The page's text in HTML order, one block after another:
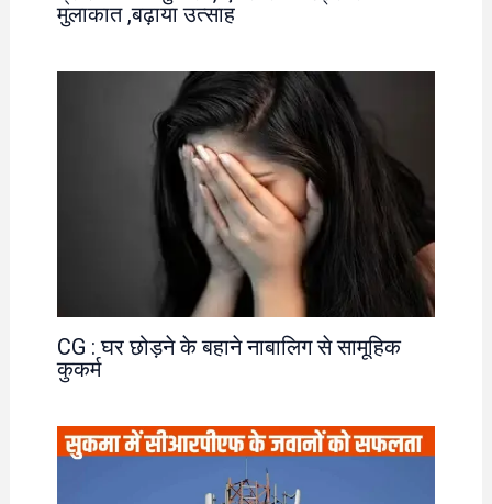
मुलाकात ,बढ़ाया उत्साह
CG : घर छोड़ने के बहाने नाबालिग से सामूहिक
कुकर्म